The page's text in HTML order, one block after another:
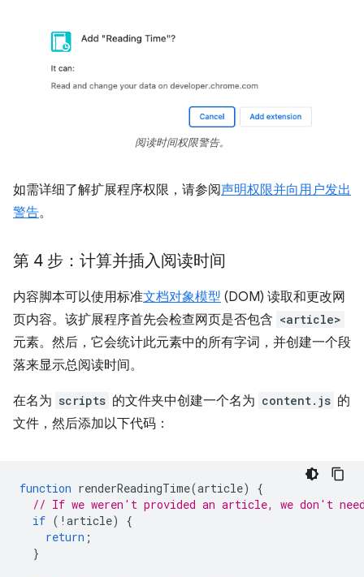
阅读时间权限警告。
如需详细了解扩展程序权限，请参阅声明权限并向用户发出
警告。
第 4 步：计算并插入阅读时间
内容脚本可以使用标准文档对象模型 (DOM) 读取和更改网
页内容。该扩展程序首先会检查网页是否包含 <article>
元素。然后，它会统计此元素中的所有字词，并创建一个段
落来显示总阅读时间。
在名为 scripts 的文件夹中创建一个名为 content.js 的
文件，然后添加以下代码：
function renderReadingTime(article)
{
// If we weren't provided an article, we don't
if ( ! article)
{
return ;
}